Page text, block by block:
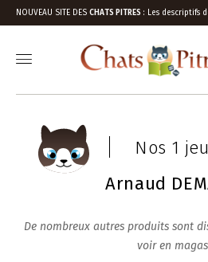
NOUVEAU SITE DES CHATS PITRES : Les descriptifs
Nos 1
Arnaud
De nombreux autres produits sont
voir en